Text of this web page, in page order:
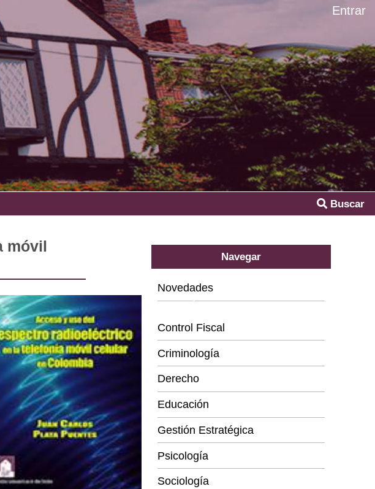
Buscar
Entrar
móvil
Navegar
Novedades
Categorías
Control Fiscal
Criminología
Derecho
Educación
Gestión Estratégica
Psicología
Sociología